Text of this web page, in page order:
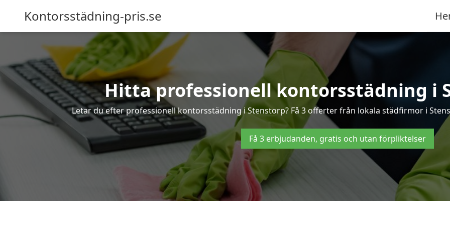
Kontorsstädning-pris.se
Hitta professionell kontorsstädning i
Letar du efter professionell kontorsstädning i Stenstorp? Få 3 offerter från lokala städfirmor i
Få 3 erbjudanden, gratis och utan förpliktelser